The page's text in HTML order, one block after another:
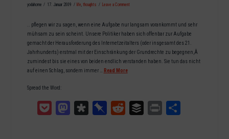
yodahome 17. Januar 2009 life,thoughts Leave a Comment
.. pflegen wir zu sagen, wenn eine Aufgabe nur langsam vorankommt und sehr
mühsam zu sein scheint. Unsere Politiker haben sich offenbar zur Aufgabe
gemacht der Herausforderung des Internetzeitalters (oder insgesamt des 21.
Jahrhunderts) erstmal mit der Einschränkung der Grundrechte zu begegnen,Â
zumindest bis sie eines von beiden endlich verstanden haben. Sie tun das nicht
auf einen Schlag, sondern immer … Read More
Spread the Word:
Pocket MastodonDiasporaPinboardReddit Buffer Print